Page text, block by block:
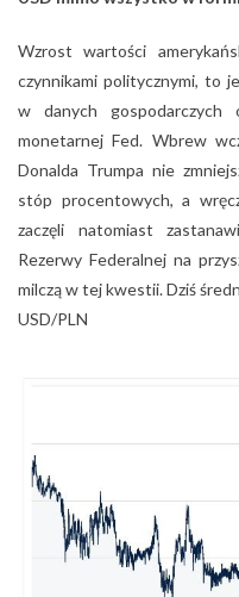
Wzrost wartości
czynnikami politycznymi, to
w danych gospodarczych
monetarnej Fed. Wbrew
Donalda Trumpa nie
stóp procentowych, a
zaczęli natomiast
Rezerwy Federalnej na
milczą w tej kwestii. Dziś
USD/PLN